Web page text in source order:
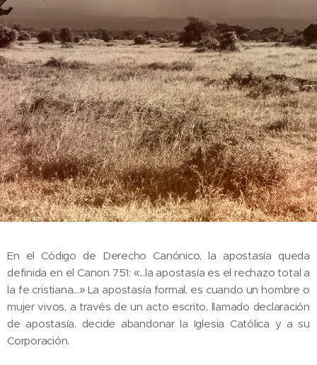
En el Código de Derecho Canónico, la apostasía queda
definida en el Canon 751: «...la apostasía es el rechazo total a
la fe cristiana...» La apostasía formal, es cuando un hombre o
mujer vivos, a través de un acto escrito, llamado declaración
de apostasía, decide abandonar la Iglesia Católica y a su
Corporación.